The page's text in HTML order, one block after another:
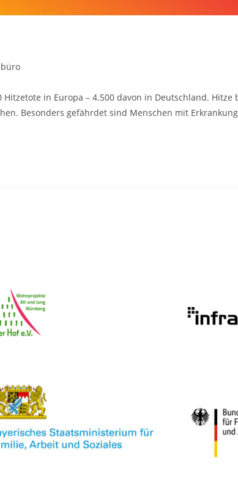
Hitzetote in Europa – 4.500 davon in Deutschland.
Besonders gefährdet sind Menschen mit